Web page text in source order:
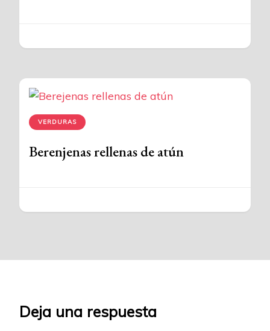
VERDURAS
Berenjenas rellenas de atún
Deja una respuesta